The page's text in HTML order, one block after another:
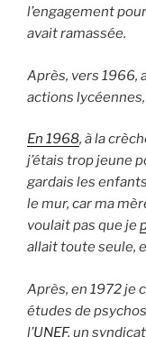
l’engagement
avait ramassée.
Après, vers 1966,
actions lycéennes,
En 1968, à la
j’étais trop jeune
gardais les
le mur, car ma
voulait pas que je
allait toute seule,
Après, en 1972 je
études de
l’UNEF, un